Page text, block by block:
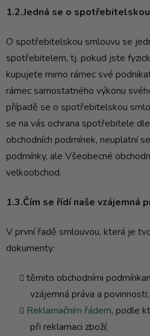
1.2.Jedná se o
O spotřebitelskou smlouvu se
spotřebitelem, tj. pokud jste
kupujete mimo rámec své
rámec samostatného výkonu
případě se o spotřebitelskou
se na vás ochrana spotřebitele
obchodních podmínek, neuplatní
podmínky, ale Všeobecné
velkoobchod.
1.3.Čím se řídí naše vzájemná
V první řadě smlouvou, která je
dokumenty:
těmito obchodními
vzájemná práva a povinnosti;
Reklamačním řádem, podle
při reklamaci zboží;